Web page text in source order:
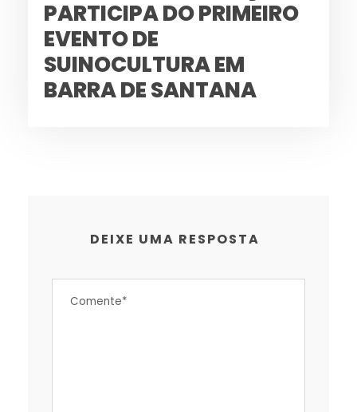
PARTICIPA DO PRIMEIRO
EVENTO DE
SUINOCULTURA EM
BARRA DE SANTANA
DEIXE UMA RESPOSTA